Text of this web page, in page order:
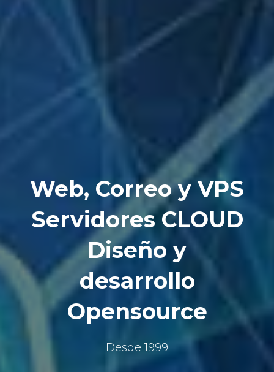
Web, Correo y VPS
Servidores CLOUD
Diseño y
desarrollo
Opensource
Desde 1999